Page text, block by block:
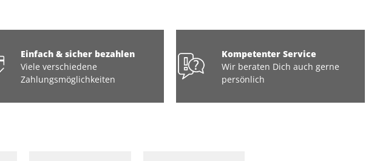
Einfach & sicher bezahlen
Viele verschiedene
Zahlungsmöglichkeiten
Kompetenter Service
Wir beraten Dich auch gerne
persönlich